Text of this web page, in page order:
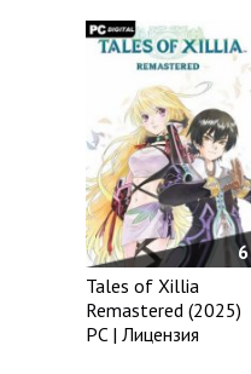
6
Tales of Xillia
Remastered (2025)
PC | Лицензия